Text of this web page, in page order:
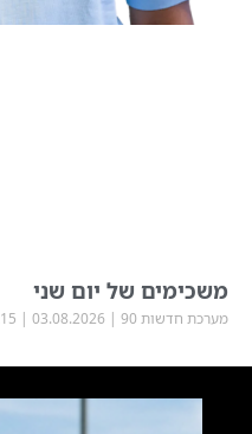
משכימים של יום שני
מערכת חדשות 90